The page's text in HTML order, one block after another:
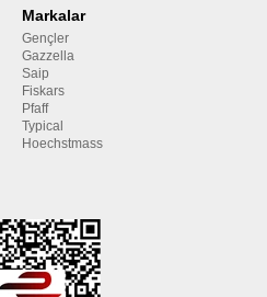
Markalar
Gençler
Gazzella
Saip
Fiskars
Pfaff
Typical
Hoechstmass